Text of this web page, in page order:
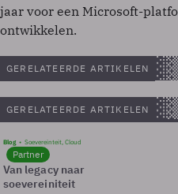
jaar voor een Microsoft-
ontwikkelen.
GERELATEERDE ARTIKELEN
GERELATEERDE ARTIKELEN
Blog Soevereinteit, Cloud
Partner
Van legacy naar
soevereiniteit